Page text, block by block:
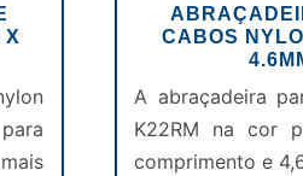
X
CABOS
A abraçadeira
K22RM na cor
comprimento e